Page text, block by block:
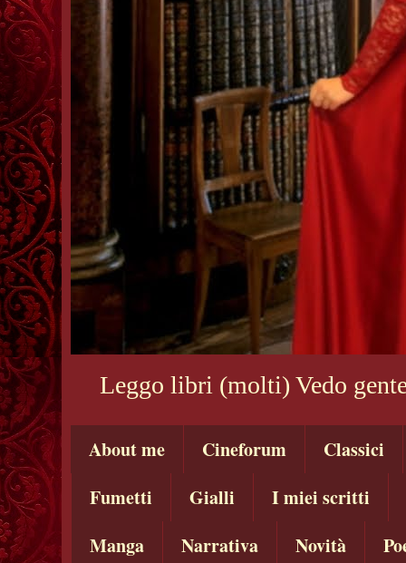
Leggo libri (molti) Vedo
About me Cineforum
Classici
Fumetti
Gialli
I miei scritti
Manga
Narrativa Novità